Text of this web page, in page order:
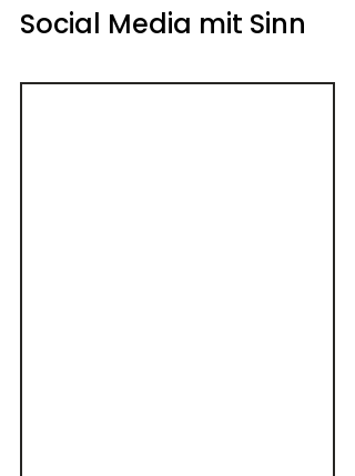
Social Media mit Sinn